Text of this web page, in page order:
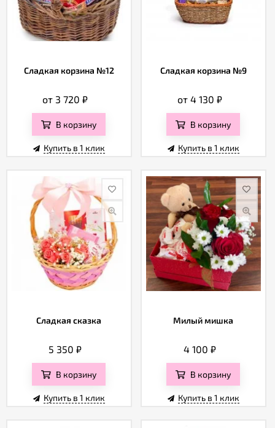
Сладкая корзина №12
от 3 720₽
В корзину
Купить в 1 клик
Сладкая корзина №9
от 4 130 ₽
В корзину
Купить в 1 клик
Сладкая сказка
5 350₽
В корзину
Купить в 1 клик
Милый мишка
4 100 ₽
В корзину
Купить в 1 клик